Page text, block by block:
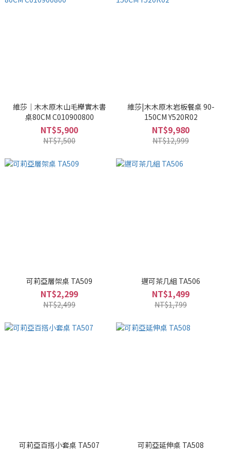
維莎｜木木原木山毛櫸實木書
桌80CM C010900800
NT$5,900
NT$7,500
維莎|木木原木岩板餐桌 90-
150CM Y520R02
NT$9,980
NT$12,999
可莉亞層架桌 TA509
NT$2,299
NT$2,499
邁可茶几組 TA506
NT$1,499
NT$1,799
可莉亞百搭小套桌 TA507 可莉亞延伸桌 TA508